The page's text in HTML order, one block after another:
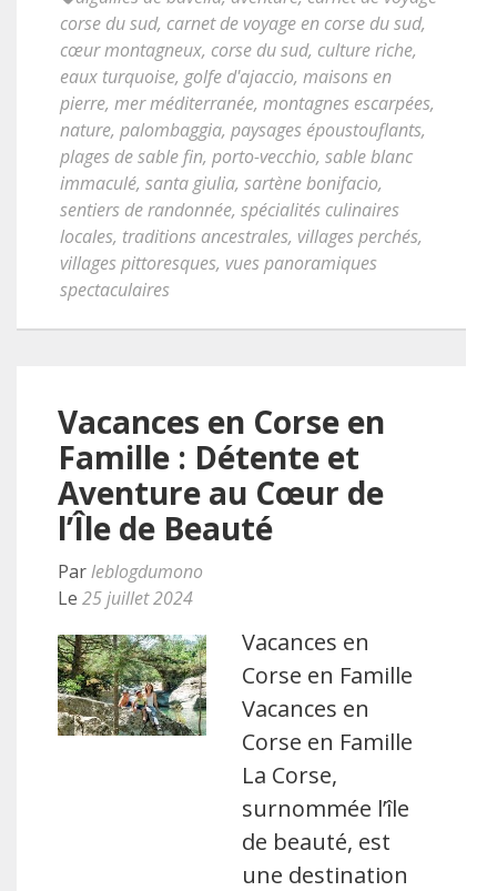
corse du sud, carnet de voyage en corse du sud,
cœur montagneux, corse du sud, culture riche,
eaux turquoise, golfe d'ajaccio, maisons en
pierre, mer méditerranée, montagnes escarpées,
nature, palombaggia, paysages époustouflants,
plages de sable fin, porto-vecchio, sable blanc
immaculé, santa giulia, sartène bonifacio,
sentiers de randonnée, spécialités culinaires
locales, traditions ancestrales, villages perchés,
villages pittoresques, vues panoramiques
spectaculaires
Vacances en Corse en
Famille : Détente et
Aventure au Cœur de
l’Île de Beauté
Parleblogdumono
Le 25 juillet 2024
Vacances en
Corse en Famille
Vacances en
Corse en Famille
La Corse,
surnommée l’île
de beauté, est
une destination